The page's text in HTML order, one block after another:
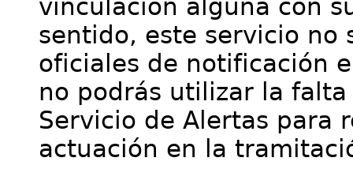
vinculación alguna con
sentido, este servicio no
oficiales de notificación
no podrás utilizar la
Servicio de Alertas para
actuación en la